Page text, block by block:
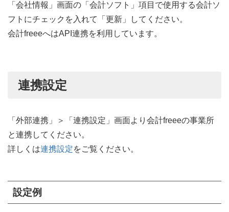
「会社情報」画面の「会計ソフト」項目で使用する会計ソ
フトにチェックを入れて「更新」してください。
会計freeeへはAPI連携を利用しています。
連携設定
「外部連携」＞「連携設定」画面より会計freeeの事業所
と連携してください。
詳しくは連携設定をご覧ください。
設定例